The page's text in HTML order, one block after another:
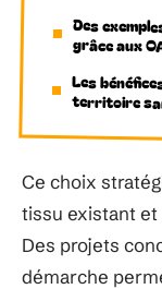
Des
grâce aux
Les
territoire
Ce choix
tissu existant
Des projets
démarche